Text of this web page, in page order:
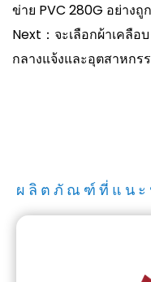
ข่าย PVC 280G อย่างถู
Next：จะเลือกผ้าเคลื
กลางแจ้งและอุตสาหกร
ผลิตภัณฑ์ที่แนะ